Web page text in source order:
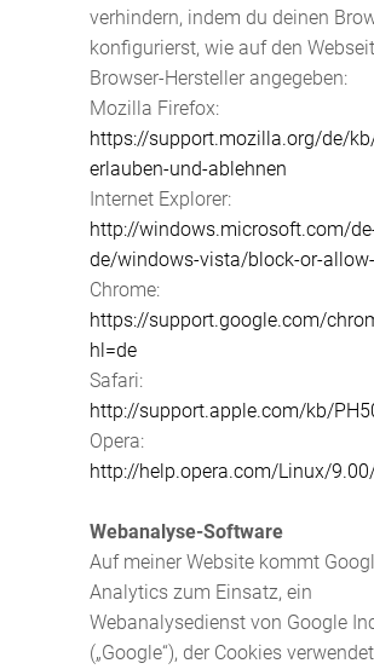
verhindern, indem du deinen
konfigurierst, wie auf den
Browser-Hersteller angegeben:
Mozilla Firefox:
https://support.mozilla.org/de/
erlauben-und-ablehnen
Internet Explorer:
http://windows.microsoft.com/
de/windows-vista/block-or-
Chrome:
https://support.google.com/
hl=de
Safari:
http://support.apple.com/kb/
Opera:
http://help.opera.com/Linux/
Webanalyse-Software
Auf meiner Website kommt
Analytics zum Einsatz, ein
Webanalysedienst von Google
(„Google“), der Cookies